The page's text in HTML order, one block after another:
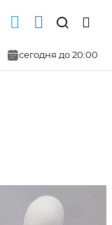
сегодня до 20:00